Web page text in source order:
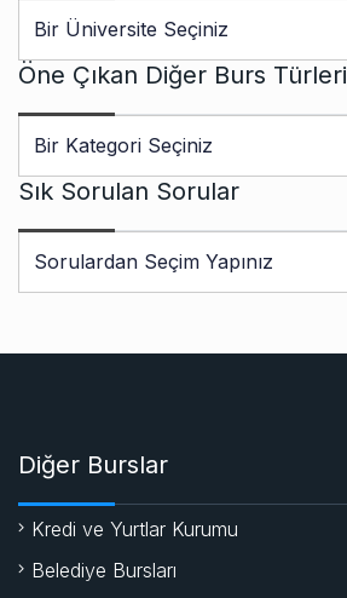
Öne Çıkan Diğer Burs Türleri
Sık Sorulan Sorular
Diğer Burslar
Kredi ve Yurtlar Kurumu
Belediye Bursları